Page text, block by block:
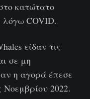
κατώτατο
λόγω COVID.
είδαν τις
σε μη
η αγορά έπεσε
2022.